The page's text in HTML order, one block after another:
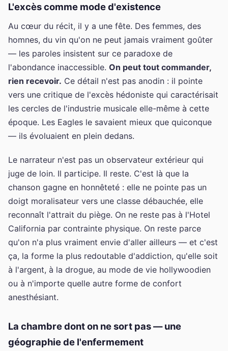
L'excès comme mode d'existence
Au cœur du récit, il y a une fête. Des femmes, des
homnes, du vin qu'on ne peut jamais vraiment goûter
— les paroles insistent sur ce paradoxe de
l'abondance inaccessible. On peut tout commander,
rien recevoir. Ce détail n'est pas anodin : il pointe
vers une critique de l'excès hédoniste qui caractérisait
les cercles de l'industrie musicale elle-même à cette
époque. Les Eagles le savaient mieux que quiconque
— ils évoluaient en plein dedans.
Le narrateur n'est pas un observateur extérieur qui
juge de loin. Il participe. Il reste. C'est là que la
chanson gagne en honnêteté : elle ne pointe pas un
doigt moralisateur vers une classe débauchée, elle
reconnaît l'attrait du piège. On ne reste pas à l'Hotel
California par contrainte physique. On reste parce
qu'on n'a plus vraiment envie d'aller ailleurs — et c'est
ça, la forme la plus redoutable d'addiction, qu'elle soit
à l'argent, à la drogue, au mode de vie hollywoodien
ou à n'importe quelle autre forme de confort
anesthésiant.
La chambre dont on ne sort pas — une
géographie de l'enfermement